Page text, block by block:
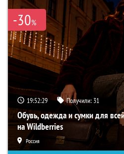
-30%
19:52:27 Получили: 31
Обувь, одежда и сумки для
на Wildberries
Россия